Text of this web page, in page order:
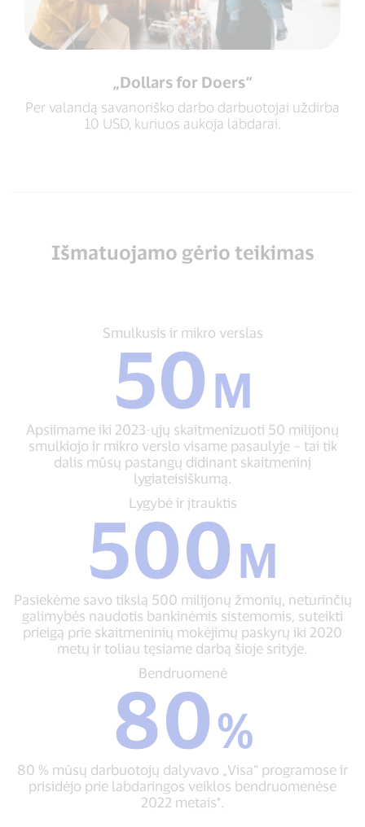
„Dollars for Doers“
Per valandą savanoriško darbo darbuotojai uždirba
10 USD, kuriuos aukoja labdarai.
Išmatuojamo gėrio teikimas
Smulkusis
mikro
verslas
50
M
Apsiimame
iki
2023-
ųjų
50
milijonų
smulkiojo
ir
mikro
verslo
visame
pasaulyje
–
tai
tik
dalis
mūsų
pastangų
didinant
skaitmeninį
lygiateisiškumą.
Smulkusis ir mikro verslas
50M
Apsiimame iki 2023-ųjų skaitmenizuoti 50 milijonų
smulkiojo ir mikro verslo visame pasaulyje – tai tik
dalis mūsų pastangų didinant skaitmeninį
lygiateisiškumą.
Lygybė
įtrauktis
500
M
Pasiekėme
savo
tikslą
500
milijonų
neturinčių
galimybės
naudotis
bankinėmis
sistemomis,
prieigą
prie
skaitmeninių
Lygybė ir įtrauktis
500M
Pasiekėme savo tikslą 500 milijonų žmonių, neturinčių
galimybės naudotis bankinėmis sistemomis, suteikti
prieigą prie skaitmeninių mokėjimų paskyrų iki 2020
metų ir toliau tęsiame darbą šioje srityje.
Bendruomenė
%
80
%
mūsų
darbuotojų
dalyvavo
„Visa“
Bendruomenė
80%
80 % mūsų darbuotojų dalyvavo „Visa“ programose ir
prisidėjo prie labdaringos veiklos bendruomenėse
2022 metais*.